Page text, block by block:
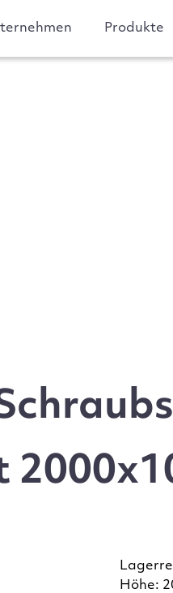
Produkte
Höhe: